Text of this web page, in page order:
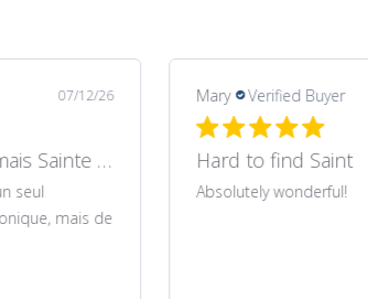
08/05/26 Margarida Verified
Recomendo
Produto muito bonito